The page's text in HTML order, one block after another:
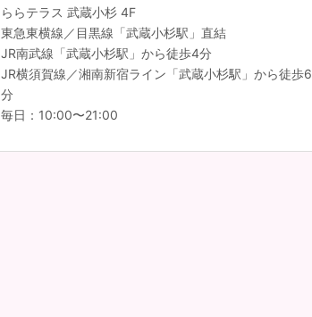
ららテラス 武蔵小杉 4F
東急東横線／目黒線「武蔵小杉駅」直結
JR南武線「武蔵小杉駅」から徒歩4分
JR横須賀線／湘南新宿ライン「武蔵小杉駅」から徒歩6
分
毎日：10:00〜21:00